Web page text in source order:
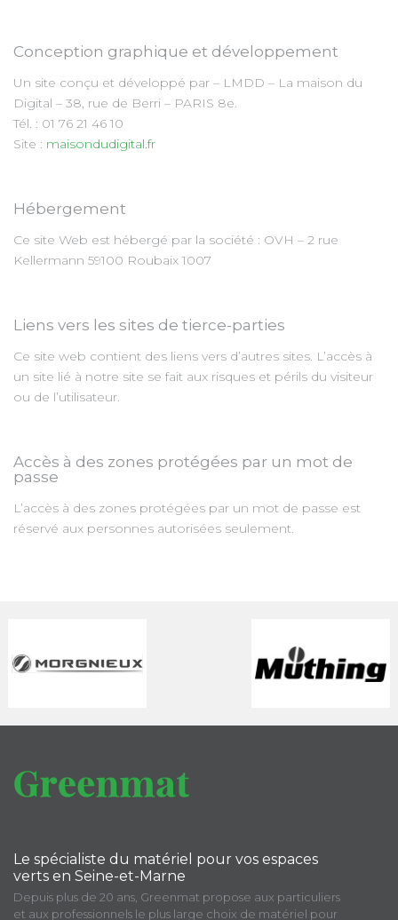
Conception graphique et développement
Un site conçu et développé par – LMDD – La maison du
Digital – 38, rue de Berri – PARIS 8e.
Tél. : 01 76 21 46 10
Site : maisondudigital.fr
Hébergement
Ce site Web est hébergé par la société : OVH – 2 rue
Kellermann 59100 Roubaix 1007
Liens vers les sites de tierce-parties
Ce site web contient des liens vers d’autres sites. L’accès à
un site lié à notre site se fait aux risques et périls du visiteur
ou de l’utilisateur.
Accès à des zones protégées par un mot de
passe
L’accès à des zones protégées par un mot de passe est
réservé aux personnes autorisées seulement.
Le spécialiste du matériel pour vos espaces
verts en Seine-et-Marne
Depuis plus de 20 ans, Greenmat propose aux particuliers
et aux professionnels le plus large choix de matériel pour